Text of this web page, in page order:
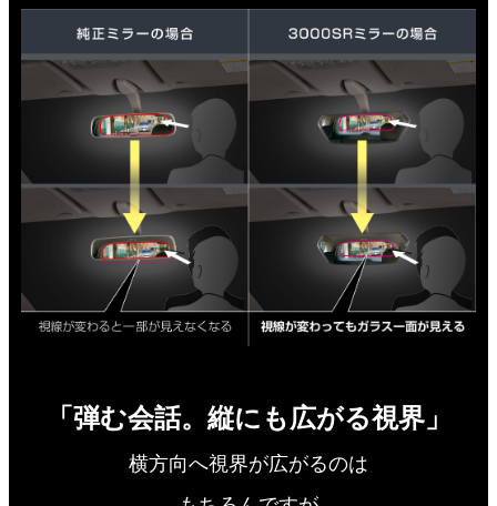
「弾む会話。縦にも広がる視界」
横方向へ視界が広がるのは